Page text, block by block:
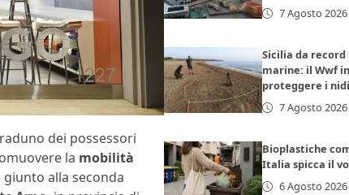
dei possessori
la mobilità
giunto alla seconda
7 Agosto 2026
Sicilia da
marine: il Wwf
proteggere i nidi
7 Agosto 2026
Bioplastiche
Italia spicca il
6 Agosto 2026